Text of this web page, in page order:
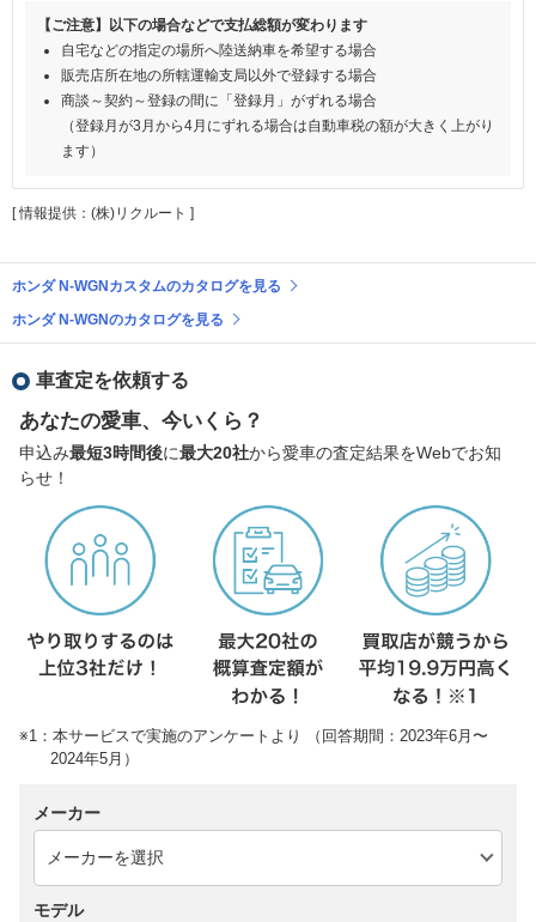
【ご注意】以下の場合などで支払総額が変わります
自宅などの指定の場所へ陸送納車を希望する場合
販売店所在地の所轄運輸支局以外で登録する場合
商談～契約～登録の間に「登録月」がずれる場合
（登録月が3月から4月にずれる場合は自動車税の額が大きく上がり
ます）
[ 情報提供：(株)リクルート ]
ホンダ N-WGNカスタムのカタログを見る
ホンダ N-WGNのカタログを見る
車査定を依頼する
あなたの愛車、今いくら？
申込み最短3時間後に最大20社から愛車の査定結果をWebでお知
らせ！
※1：本サービスで実施のアンケートより （回答期間：2023年6月〜
2024年5月）
メーカー
モデル